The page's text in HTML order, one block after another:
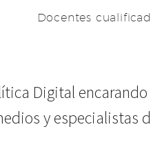
Docentes
Digital
y especialistas